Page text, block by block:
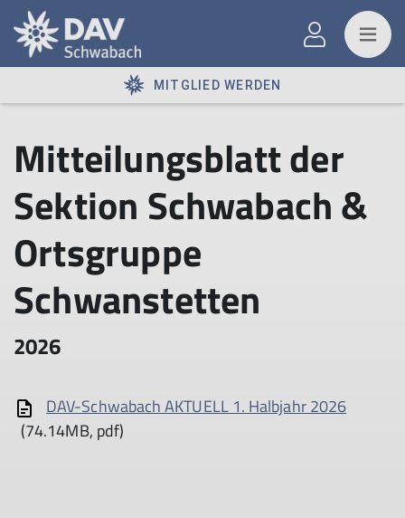
MITGLIED WERDEN
Mitteilungsblatt der
Sektion Schwabach &
Ortsgruppe
Schwanstetten
2026
DAV-Schwabach AKTUELL 1. Halbjahr 2026
(74.14MB, pdf)